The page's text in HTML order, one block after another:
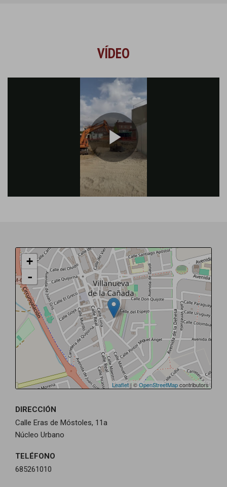
VÍDEO
+
-
Leaflet| ©OpenStreetMapcontributors
DIRECCIÓN
Calle Eras de Móstoles, 11a
Núcleo Urbano
TELÉFONO
685261010